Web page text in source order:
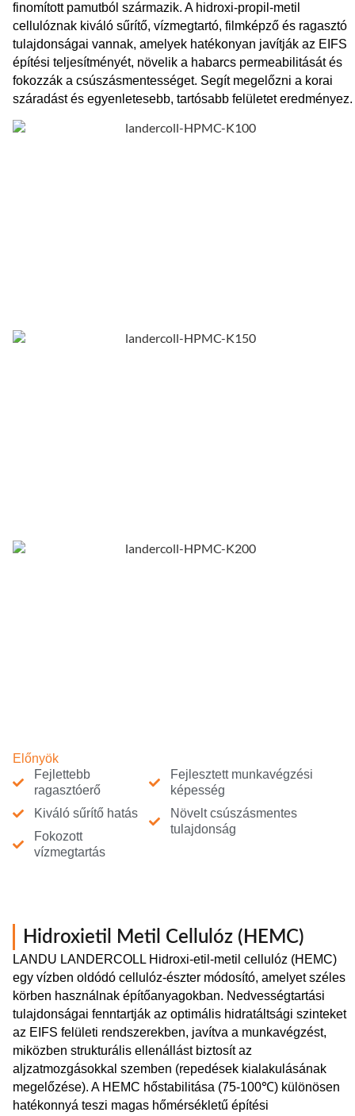
finomított pamutból származik. A hidroxi-propil-metil
cellulóznak kiváló sűrítő, vízmegtartó, filmképző és ragasztó
tulajdonságai vannak, amelyek hatékonyan javítják az EIFS
építési teljesítményét, növelik a habarcs permeabilitását és
fokozzák a csúszásmentességet. Segít megelőzni a korai
száradást és egyenletesebb, tartósabb felületet eredményez.
Előnyök
Fejlettebb
ragasztóerő
Kiváló sűrítő hatás
Fokozott
vízmegtartás
Fejlesztett munkavégzési
képesség
Növelt csúszásmentes
tulajdonság
Hidroxietil Metil Cellulóz (HEMC)
LANDU LANDERCOLL Hidroxi-etil-metil cellulóz (HEMC)
egy vízben oldódó cellulóz-észter módosító, amelyet széles
körben használnak építőanyagokban. Nedvességtartási
tulajdonságai fenntartják az optimális hidratáltsági szinteket
az EIFS felületi rendszerekben, javítva a munkavégzést,
miközben strukturális ellenállást biztosít az
aljzatmozgásokkal szemben (repedések kialakulásának
megelőzése). A HEMC hőstabilitása (75-100℃) különösen
hatékonnyá teszi magas hőmérsékletű építési